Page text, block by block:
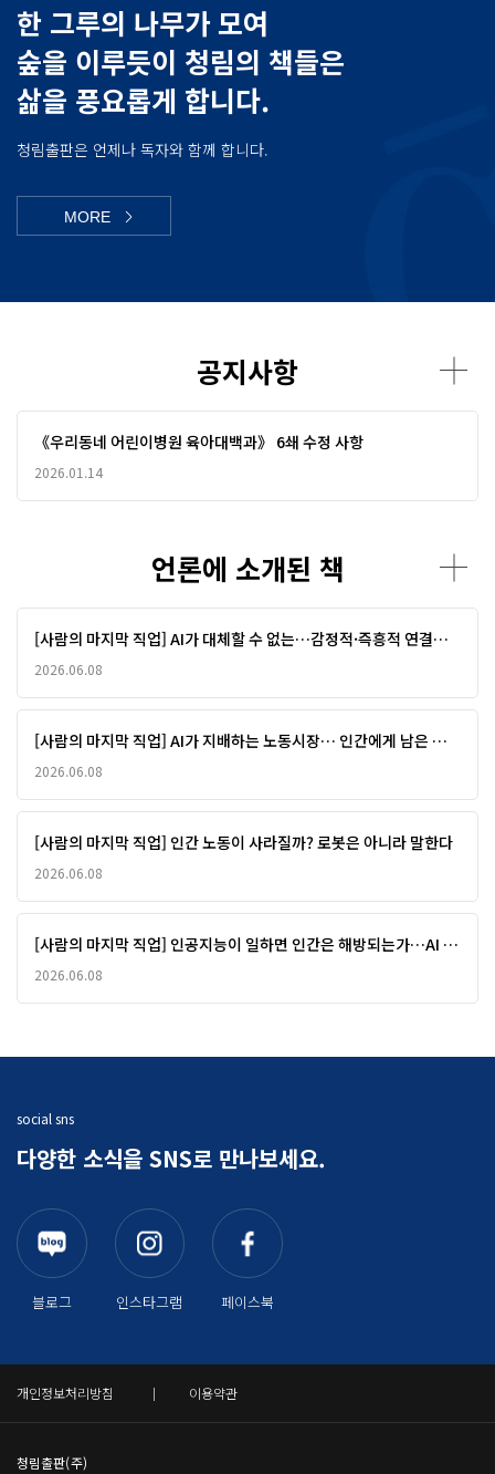
한 그루의 나무가 모여
숲을 이루듯이 청림의 책들은
삶을 풍요롭게 합니다.
청림출판은 언제나 독자와 함께 합니다.
MORE
공지사항
《우리동네 어린이병원 육아대백과》 6쇄 수정 사항
2026.01.14
언론에 소개된 책
[사람의 마지막 직업] AI가 대체할 수 없는…감정적·즉흥적 연결의
2026.06.08
[사람의 마지막 직업] AI가 지배하는 노동시장… 인간에게 남은 일은
2026.06.08
[사람의 마지막 직업] 인간 노동이 사라질까? 로봇은 아니라 말한다
2026.06.08
[사람의 마지막 직업] 인공지능이 일하면 인간은 해방되는가…AI 시
2026.06.08
social sns
다양한 소식을 SNS로 만나보세요.
블로그 인스타그램 페이스북
개인정보처리방침 이용약관
청림출판(주)